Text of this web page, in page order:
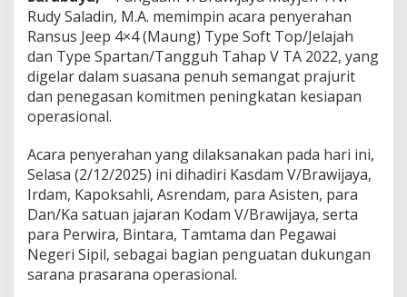
t
M
o
b
i
l
i
s
O
p
e
r
a
s
i
Rudy Saladin, M.A. memimpin acara penyerahan
Ransus Jeep 4×4 (Maung) Type Soft Top/Jelajah
dan Type Spartan/Tangguh Tahap V TA 2022, yang
digelar dalam suasana penuh semangat prajurit
dan penegasan komitmen peningkatan kesiapan
operasional.
Acara penyerahan yang dilaksanakan pada hari ini,
Selasa (2/12/2025) ini dihadiri Kasdam V/Brawijaya,
Irdam, Kapoksahli, Asrendam, para Asisten, para
Dan/Ka satuan jajaran Kodam V/Brawijaya, serta
para Perwira, Bintara, Tamtama dan Pegawai
Negeri Sipil, sebagai bagian penguatan dukungan
sarana prasarana operasional.